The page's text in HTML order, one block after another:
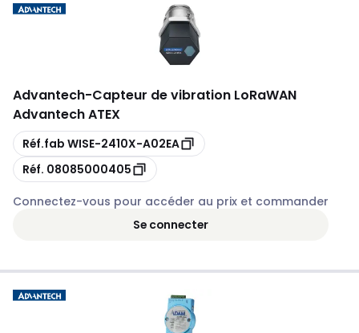
Advantech-Capteur de vibration LoRaWAN
Advantech ATEX
Copie
Réf.fab WISE-2410X-A02EA
Copie
Réf. 08085000405
Connectez-vous pour accéder au prix et commander
Se connecter